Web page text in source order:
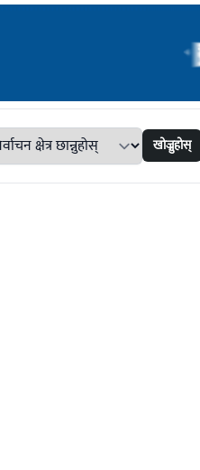
खोज्नुहोस्